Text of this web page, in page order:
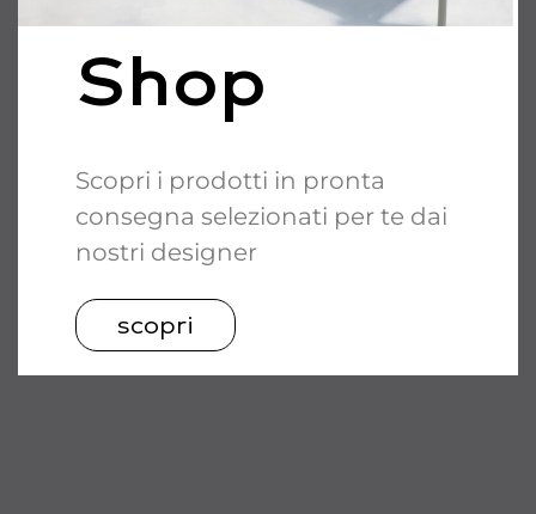
Shop
Scopri i prodotti in pronta
consegna selezionati per te dai
nostri designer
scopri